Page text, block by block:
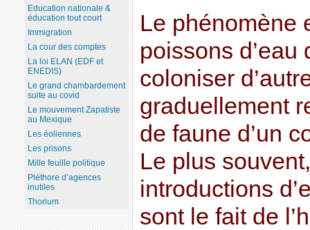
Le phénomène
poissons d’eau
coloniser
graduellement
de faune d’un
Le plus
introductions
sont le fait de
Education nationale &
éducation tout court
Immigration
La cour des comptes
La loi ELAN (EDF et
ENEDIS)
Le grand chambardement
suite au covid
Le mouvement Zapatiste
au Mexique
Les éoliennes
Les prisons
Mille feuille politique
Pléthore d’agences
inutiles
Thorium